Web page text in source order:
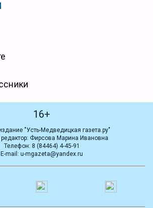
16+
"Усть-Медведицкая газета.ру"
редактор: Фирсова Марина Ивановна
Телефон: 8 (84464) 4-45-91
E-mail: u-mgazeta@yandex.ru